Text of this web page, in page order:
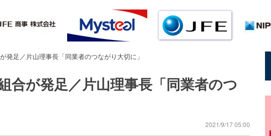
発足／片山理事長「同業者のつながり大切に」
合が発足／片山理事長「同業者のつ
2021/9/17 05:00